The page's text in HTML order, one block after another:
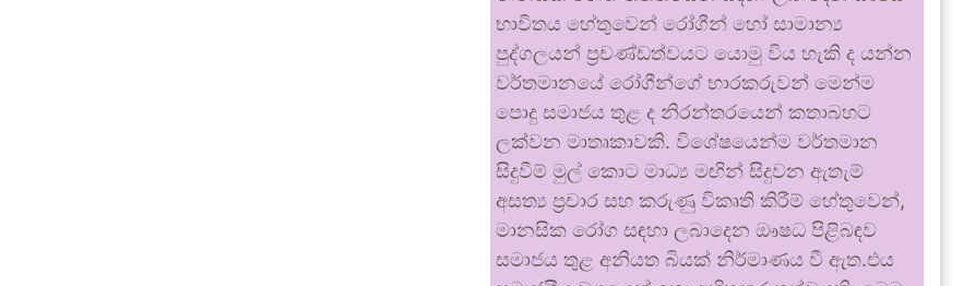
භාවිතය හේතුවෙන් රෝගීන් හෝ සාමාන්‍ය
පුද්ගලයන් ප්‍රචණ්ඩත්වයට යොමු විය හැකි ද යන්න
වර්තමානයේ රෝගීන්ගේ භාරකරුවන් මෙන්ම
පොදු සමාජය තුළ ද නිරන්තරයෙන් කතාබහට
ලක්වන මාතෘකාවකි. විශේෂයෙන්ම වර්තමාන
සිදුවීම් මුල් කොට මාධ්‍ය මඟින් සිදුවන ඇතැම්
අසත්‍ය ප්‍රචාර සහ කරුණු විකෘති කිරීම් හේතුවෙන්,
මානසික රෝග සඳහා ලබාදෙන ඖෂධ පිළිබඳව
සමාජය තුළ අනියත බියක් නිර්මාණය වී ඇත.එය